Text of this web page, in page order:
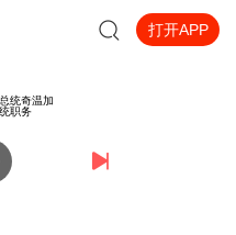
打开APP